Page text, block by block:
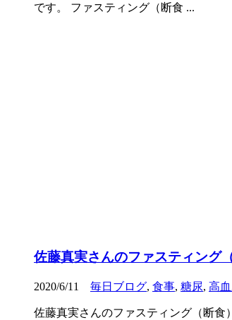
です。 ファスティング（断食 ...
佐藤真実さんのファスティング
2020/6/11 毎日ブログ, 食事, 糖尿, 高
佐藤真実さんのファスティング（断